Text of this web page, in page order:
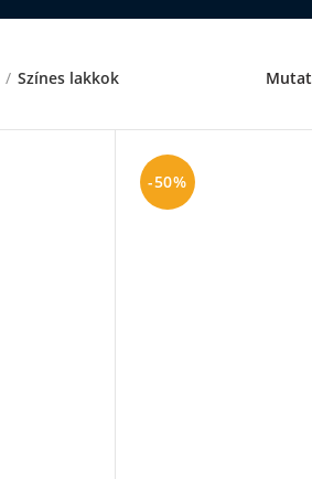
Színes lakkok Mutat
-50%